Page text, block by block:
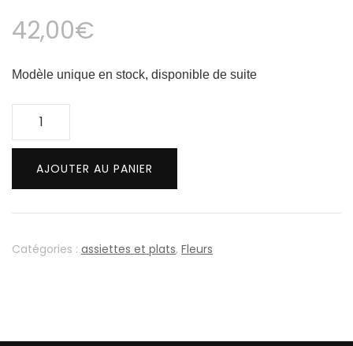
42,00€
Modèle unique en stock, disponible de suite
quantité
Fleurs
assiette
26
AJOUTER AU PANIER
Catégories : assiettes et plats, Fleurs